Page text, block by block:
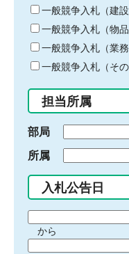
キ
ー
ワ
ー
ド
入
力
一般競争入札（建設
一般競争入札（物品
一般競争入札（業務
一般競争入札（その
担当所属
部局
所属
入札公告日
間から